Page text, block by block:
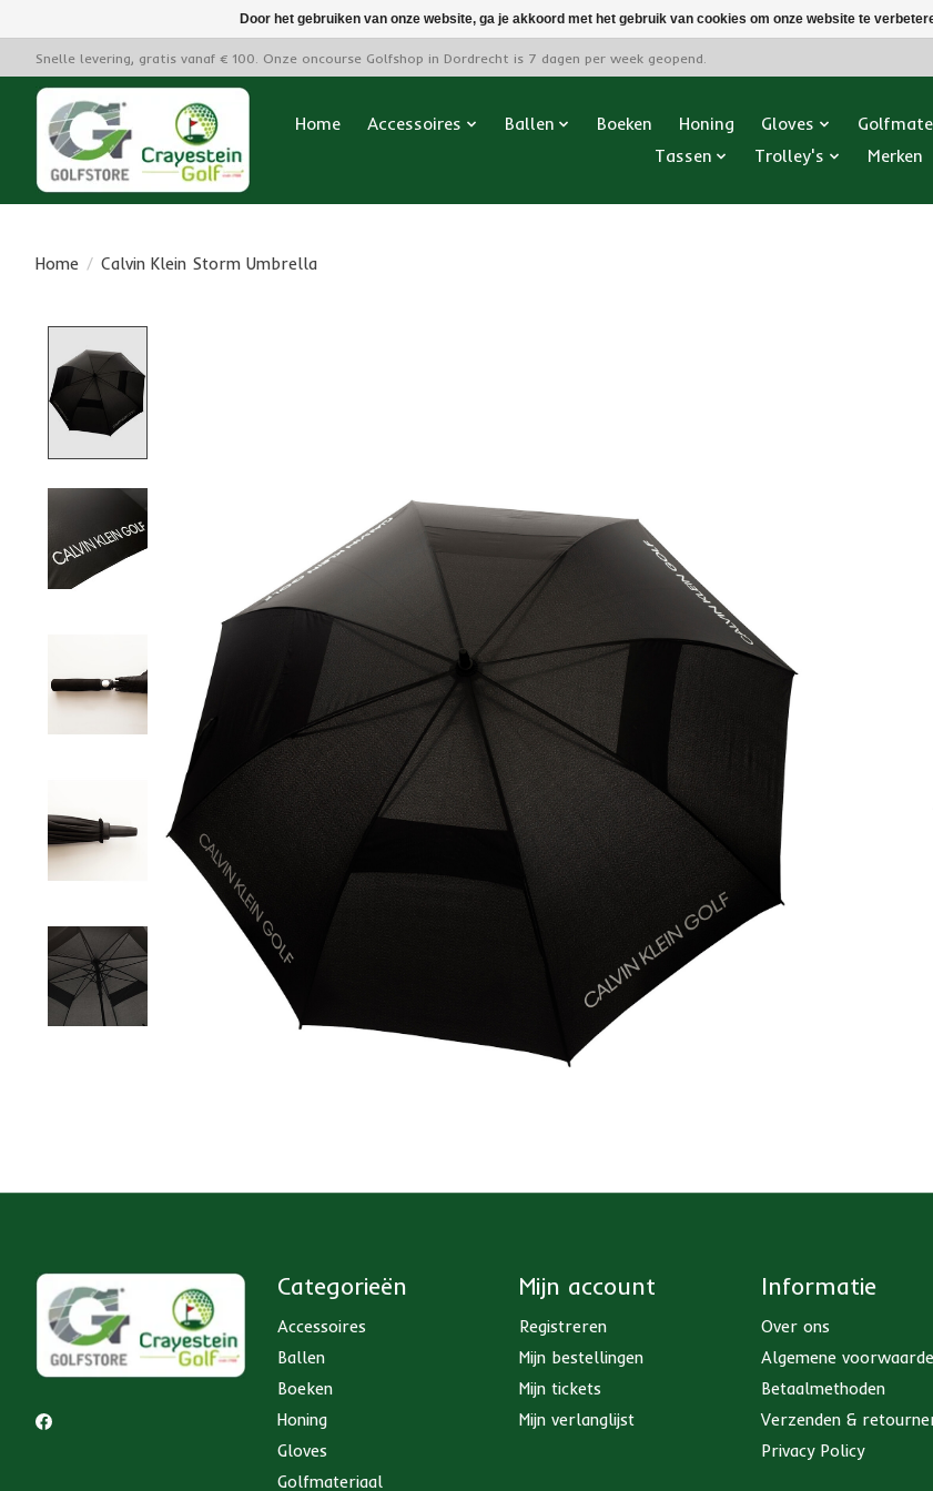
Snelle levering, gratis vanaf € 100. Onze oncourse Golfshop in Dordrecht is 7 dagen per week geopend.
Home Accessoires Ballen Boeken Honing Gloves
Tassen
Trolley's Merken
Home / Calvin Klein Storm Umbrella
Categorieën
Accessoires
Ballen
Boeken
Honing
Gloves
Golfmateriaal
Mijn account
Registreren
Mijn bestellingen
Mijn tickets
Mijn verlanglijst
Informatie
Over ons
Algemene
Betaalmethoden
Verzenden &
Privacy Policy
Door het gebruiken van onze website, ga je akkoord met het gebruik van cookies om onze website te